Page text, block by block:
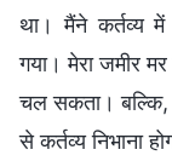
था। मैंने कर्तव्य में
गया। मेरा जमीर
चल सकता। बल्कि,
से कर्तव्य निभाना